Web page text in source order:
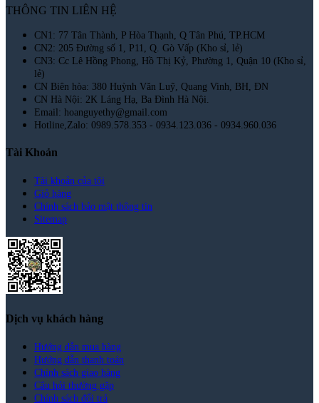
THÔNG TIN LIÊN HỆ
CN1: 77 Tân Thành, P Hòa Thạnh, Q Tân Phú, TP.HCM
CN2: 205 Đường số 1, P11, Q. Gò Vấp (Kho sỉ, lẻ)
CN3: Cc Lê Hồng Phong, Hồ Thị Kỷ, Phường 1, Quận 10 (Kho sỉ,
lẻ)
CN Biên hòa: 380 Huỳnh Văn Luỹ, Quang Vinh, BH, ĐN
CN Hà Nội: 2K Láng Hạ, Ba Đình Hà Nội.
Email: hoanguyethy@gmail.com
Hotline,Zalo: 0989.578.353 - 0934.123.036 - 0934.960.036
Tài Khoản
Tài khoản của tôi
Giỏ hàng
Chính sách bảo mật thông tin
Sitemap
Dịch vụ khách hàng
Hướng dẫn mua hàng
Hướng dẫn thanh toán
Chính sách giao hàng
Câu hỏi thường gặp
Chính sách đổi trả